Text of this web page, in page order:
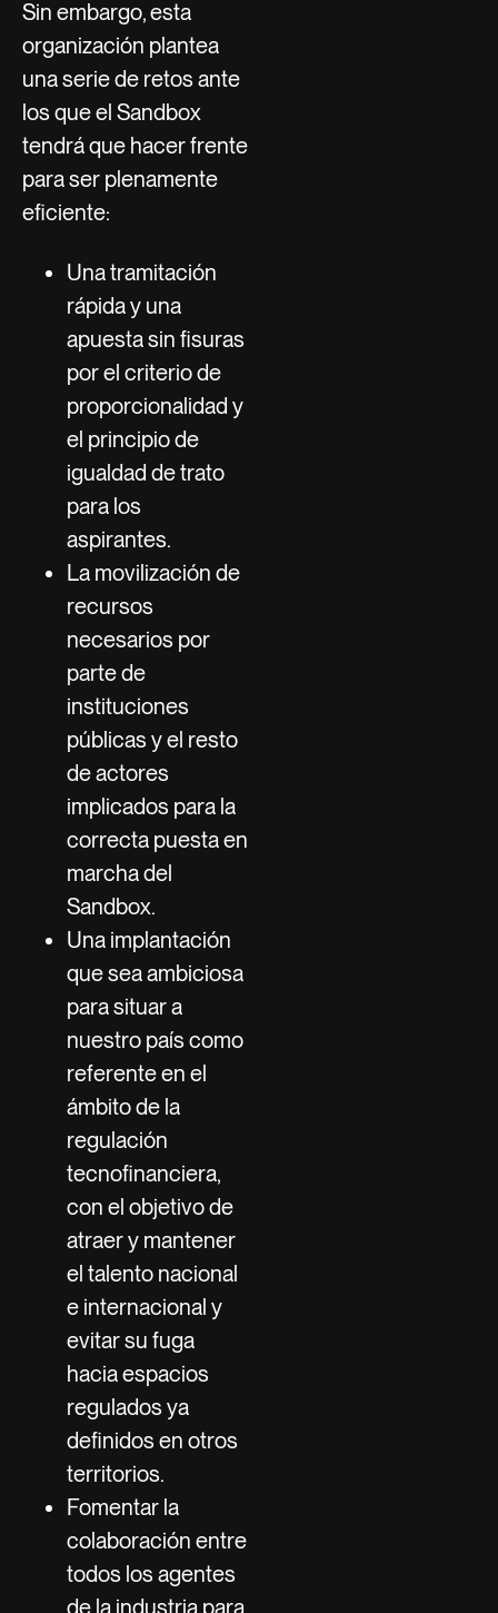
Sin embargo, esta
organización plantea
una serie de retos ante
los que el Sandbox
tendrá que hacer frente
para ser plenamente
eficiente:
Una tramitación
rápida y una
apuesta sin fisuras
por el criterio de
proporcionalidad y
el principio de
igualdad de trato
para los
aspirantes.
La movilización de
recursos
necesarios por
parte de
instituciones
públicas y el resto
de actores
implicados para la
correcta puesta en
marcha del
Sandbox.
Una implantación
que sea ambiciosa
para situar a
nuestro país como
referente en el
ámbito de la
regulación
tecnofinanciera,
con el objetivo de
atraer y mantener
el talento nacional
e internacional y
evitar su fuga
hacia espacios
regulados ya
definidos en otros
territorios.
Fomentar la
colaboración entre
todos los agentes
de la industria para